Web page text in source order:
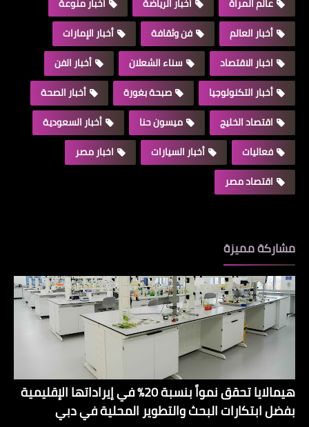
أخبار العالم
فن وثقافة
أخبار الإمارات
اخبار الاقتصاد
سناء الشعلان
أخبار الفن
أخبار التكنولوجيا
صبحة بغورة
أخبار الصحة
اقتصاد الخليج
ميسون حنا
أخبار السعودية
فعاليات
أخبار السيارات
اخبار مصر
اقتصاد مصر
مشاركة مميزة
هيمالايا تحقق نمواً بنسبة 20% في إيراداتها الإقليمية
بفضل ابتكارات البحث والتطوير المحلية في دبي